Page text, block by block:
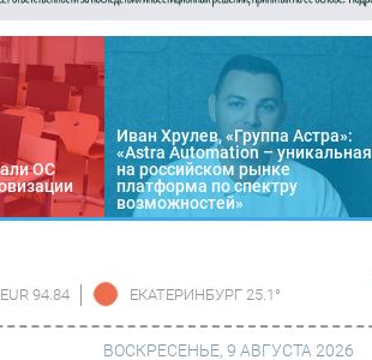
ОС
Иван Хрулев, «Группа Астра»:
«Astra Automation – уникальная
на российском рынке
платформа по спектру
возможностей»
94.84 ЕКАТЕРИНБУРГ 25.1 °
ВОСКРЕСЕНЬЕ, 9 АВГУСТА 2026